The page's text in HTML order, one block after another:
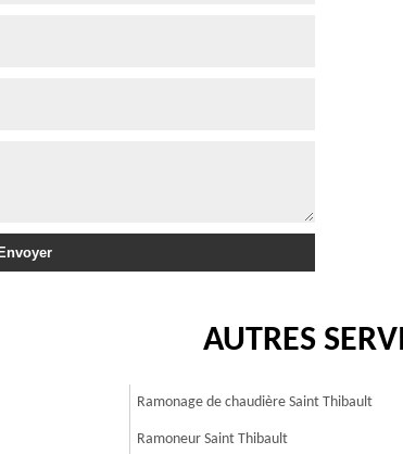
AUTRES
Ramonage de chaudière Saint Thibault
Ramoneur Saint Thibault